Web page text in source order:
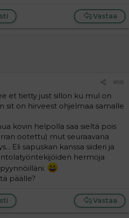
Vastaa
#98
et tietty just sillon ku mul on
sit on hirveest ohjelmaa samalle
kovin helpolla saa sieltä pois
ootettu) mut seuraavana
Eli sapuskan kanssa siideri ja
hermoja
päälle?
Vastaa